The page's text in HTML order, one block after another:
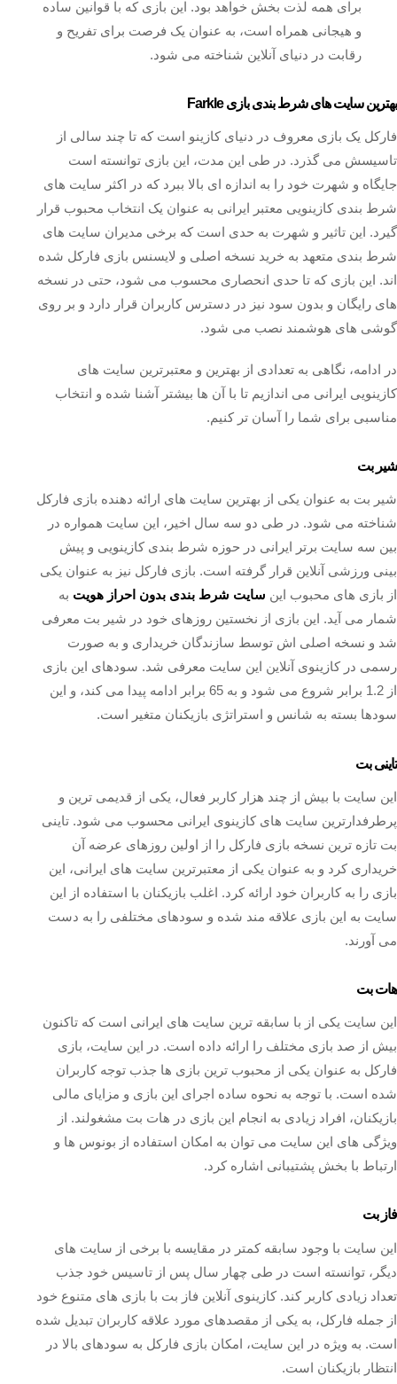
برای همه لذت‌ بخش خواهد بود. این بازی که با قوانین ساده
و هیجانی همراه است، به عنوان یک فرصت برای تفریح و
رقابت در دنیای آنلاین شناخته می‌ شود.
بهترین سایت های شرط بندی بازی Farkle
فارکل یک بازی معروف در دنیای کازینو است که تا چند سالی از
تاسیسش می‌ گذرد. در طی این مدت، این بازی توانسته است
جایگاه و شهرت خود را به اندازه‌ ای بالا ببرد که در اکثر سایت‌ های
شرط‌ بندی کازینویی معتبر ایرانی به عنوان یک انتخاب محبوب قرار
گیرد. این تاثیر و شهرت به حدی است که برخی مدیران سایت‌ های
شرط‌ بندی متعهد به خرید نسخه اصلی و لایسنس بازی فارکل شده‌
اند. این بازی که تا حدی انحصاری محسوب می‌ شود، حتی در نسخه‌
های رایگان و بدون سود نیز در دسترس کاربران قرار دارد و بر روی
گوشی‌ های هوشمند نصب می‌ شود.
در ادامه، نگاهی به تعدادی از بهترین و معتبرترین سایت‌ های
کازینویی ایرانی می‌ اندازیم تا با آن‌ ها بیشتر آشنا شده و انتخاب
مناسبی برای شما را آسان‌ تر کنیم.
شیر بت
شیر بت به عنوان یکی از بهترین سایت‌ های ارائه‌ دهنده بازی فارکل
شناخته می‌ شود. در طی دو سه سال اخیر، این سایت همواره در
بین سه سایت برتر ایرانی در حوزه شرط‌ بندی کازینویی و پیش‌
بینی ورزشی آنلاین قرار گرفته است. بازی فارکل نیز به عنوان یکی
از بازی‌ های محبوب این سایت شرط بندی بدون احراز هویت به
شمار می‌ آید. این بازی از نخستین روزهای خود در شیر بت معرفی
شد و نسخه اصلی‌ اش توسط سازندگان خریداری و به صورت
رسمی در کازینوی آنلاین این سایت معرفی شد. سودهای این بازی
از 1.2 برابر شروع می‌ شود و به 65 برابر ادامه پیدا می‌ کند، و این
سودها بسته به شانس و استراتژی بازیکنان متغیر است.
تاینی بت
این سایت با بیش از چند هزار کاربر فعال، یکی از قدیمی‌ ترین و
پرطرفدارترین سایت‌ های کازینوی ایرانی محسوب می‌ شود. تاینی
بت تازه‌ ترین نسخه بازی فارکل را از اولین روزهای عرضه آن
خریداری کرد و به عنوان یکی از معتبرترین سایت‌ های ایرانی، این
بازی را به کاربران خود ارائه کرد. اغلب بازیکنان با استفاده از این
سایت به این بازی علاقه مند شده و سودهای مختلفی را به دست
می‌ آورند.
هات بت
این سایت یکی از با سابقه‌ ترین سایت‌ های ایرانی است که تاکنون
بیش از صد بازی مختلف را ارائه داده است. در این سایت، بازی
فارکل به عنوان یکی از محبوب‌ ترین بازی‌ ها جذب توجه کاربران
شده است. با توجه به نحوه ساده اجرای این بازی و مزایای مالی
بازیکنان، افراد زیادی به انجام این بازی در هات بت مشغولند. از
ویژگی‌ های این سایت می‌ توان به امکان استفاده از بونوس‌ ها و
ارتباط با بخش پشتیبانی اشاره کرد.
فاز بت
این سایت با وجود سابقه کمتر در مقایسه با برخی از سایت‌ های
دیگر، توانسته است در طی چهار سال پس از تاسیس خود جذب
تعداد زیادی کاربر کند. کازینوی آنلاین فاز بت با بازی‌ های متنوع خود
از جمله فارکل، به یکی از مقصدهای مورد علاقه کاربران تبدیل شده
است. به ویژه در این سایت، امکان بازی فارکل به سودهای بالا در
انتظار بازیکنان است.